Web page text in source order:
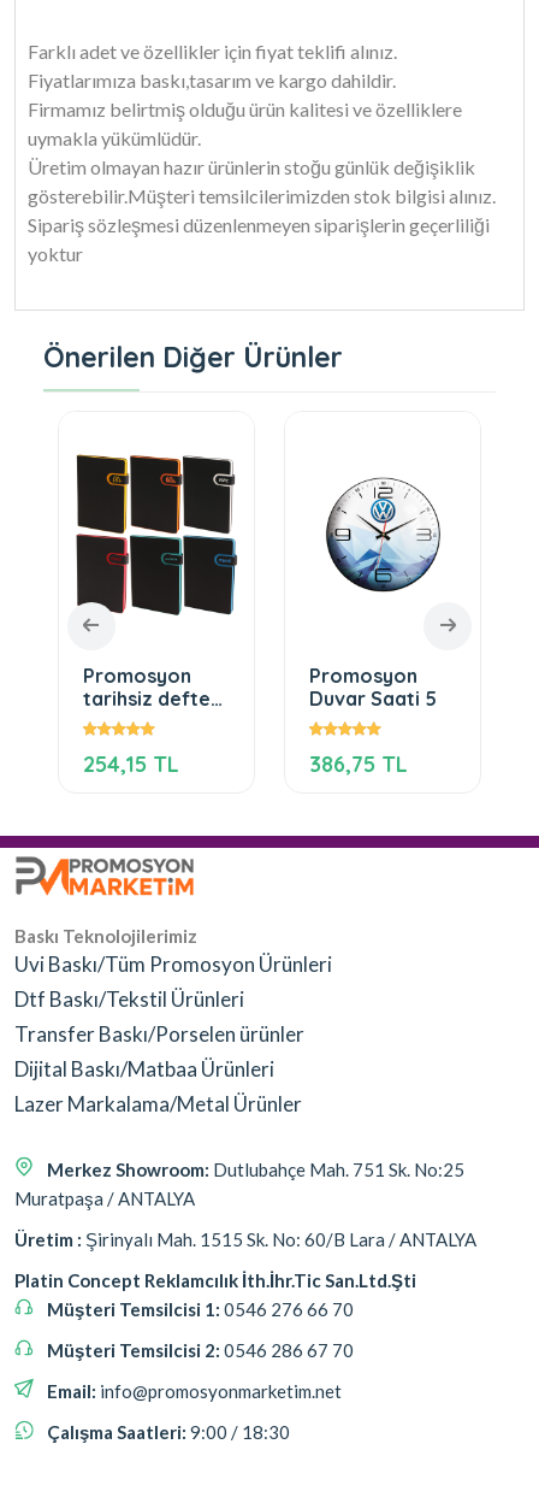
Farklı adet ve özellikler için fiyat teklifi alınız.
Fiyatlarımıza baskı,tasarım ve kargo dahildir.
Firmamız belirtmiş olduğu ürün kalitesi ve özelliklere
uymakla yükümlüdür.
Üretim olmayan hazır ürünlerin stoğu günlük değişiklik
gösterebilir.Müşteri temsilcilerimizden stok bilgisi alınız.
Sipariş sözleşmesi düzenlenmeyen siparişlerin geçerliliği
yoktur
Önerilen Diğer Ürünler
Promosyon
tarihsiz defter
çeşitleri 304
254,15 TL
Promosyon
Duvar Saati 5
386,75 TL
Baskı Teknolojilerimiz
Uvi Baskı/Tüm Promosyon Ürünleri
Dtf Baskı/Tekstil Ürünleri
Transfer Baskı/Porselen ürünler
Dijital Baskı/Matbaa Ürünleri
Lazer Markalama/Metal Ürünler
Merkez Showroom: Dutlubahçe Mah. 751 Sk. No:25
Muratpaşa / ANTALYA
Üretim : Şirinyalı Mah. 1515 Sk. No: 60/B Lara / ANTALYA
Platin Concept Reklamcılık İth.İhr.Tic San.Ltd.Şti
Müşteri Temsilcisi 1: 0546 276 66 70
Müşteri Temsilcisi 2: 0546 286 67 70
Email: info@promosyonmarketim.net
Çalışma Saatleri: 9:00 / 18:30